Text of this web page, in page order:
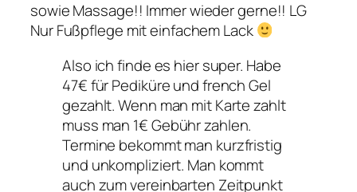
sowie Massage!! Immer wieder gerne!! LG
Nur Fußpflege mit einfachem Lack
Also ich finde es hier super. Habe
47€ für Pediküre und french Gel
gezahlt. Wenn man mit Karte zahlt
muss man 1€ Gebühr zahlen.
Termine bekommt man kurzfristig
und unkompliziert. Man kommt
auch zum vereinbarten Zeitpunkt